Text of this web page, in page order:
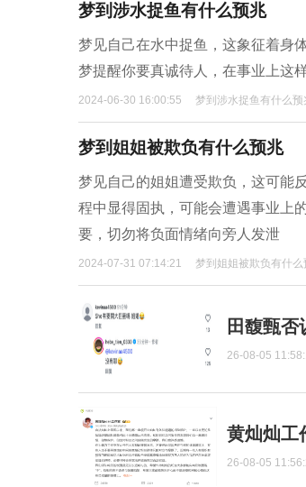
梦到涉水捉鱼有什么预兆
梦见自己在水中捉鱼，这象征着身
梦提醒你要真诚待人，在事业上这
2024-06-30 16:00:55 梦到涉水捉鱼有什么预
梦到姐姐被欺负有什么预兆
梦见自己的姐姐遭受欺负，这可能
程中显得固执，可能会遭遇事业上
要，切勿将负面情绪向旁人发泄
2024-07-31 07:14:21 梦到姐姐被欺负有什么
田馥甄
26-08-05
黄灿灿工
26-08-05